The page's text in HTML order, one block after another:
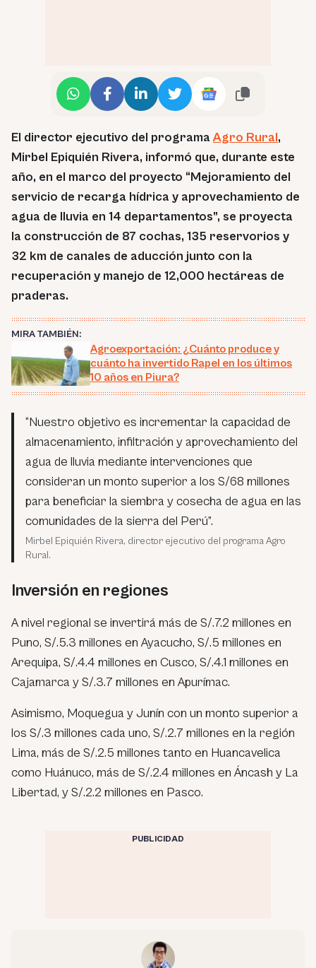
El director ejecutivo del programaAgro Rural,
Mirbel Epiquién Rivera, informó que, durante este
año, en el marco del proyecto “Mejoramiento del
servicio de recarga hídrica y aprovechamiento de
agua de lluvia en 14 departamentos”, se proyecta
la construcción de 87 cochas, 135 reservorios y
32 km de canales de aducción junto con la
recuperación y manejo de 12,000 hectáreas de
praderas.
MIRA TAMBIÉN:
Agroexportación: ¿Cuánto produce y
cuánto ha invertido Rapel en los últimos
10 años en Piura?
“Nuestro objetivo es incrementar la capacidad de
almacenamiento, infiltración y aprovechamiento del
agua de lluvia mediante intervenciones que
consideran un monto superior a los S/68 millones
para beneficiar la siembra y cosecha de agua en las
comunidades de la sierra del Perú”.
Mirbel Epiquién Rivera, director ejecutivo del programa Agro
Rural.
Inversión en regiones
A nivel regional se invertirá más de S/.7.2 millones en
Puno, S/.5.3 millones en Ayacucho, S/.5 millones en
Arequipa, S/.4.4 millones en Cusco, S/.4.1 millones en
Cajamarca y S/.3.7 millones en Apurímac.
Asimismo, Moquegua y Junín con un monto superior a
los S/.3 millones cada uno, S/.2.7 millones en la región
Lima, más de S/.2.5 millones tanto en Huancavelica
como Huánuco, más de S/.2.4 millones en Áncash y La
Libertad, y S/.2.2 millones en Pasco.
PUBLICIDAD